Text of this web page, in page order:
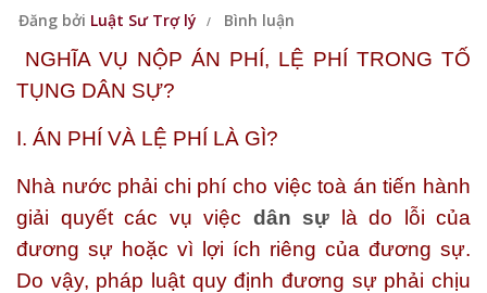
Đăng bởi Luật Sư Trợ lý Bình luận
NGHĨA VỤ NỘP ÁN PHÍ, LỆ PHÍ TRONG TỐ
TỤNG DÂN SỰ?
I. ÁN PHÍ VÀ LỆ PHÍ LÀ GÌ?
Nhà nước phải chi phí cho việc toà án tiến hành
giải quyết các vụ việc dân sự là do lỗi của
đương sự hoặc vì lợi ích riêng của đương sự.
Do vậy, pháp luật quy định đương sự phải chịu